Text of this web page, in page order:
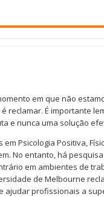
em que não
reclamar. É importante
e nunca uma solução
Psicologia Positiva,
No entanto, há
em ambientes de
de Melbourne
ajudar profissionais a